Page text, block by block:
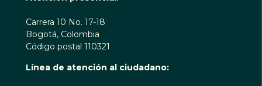
Carrera 10 No. 17-18
Bogotá, Colombia
Código postal 110321
Línea de atención al ciudadano: